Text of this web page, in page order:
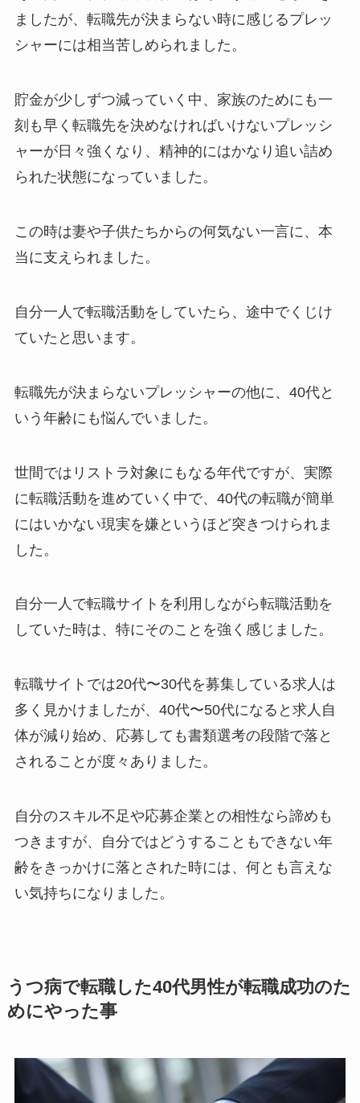
ましたが、転職先が決まらない時に感じるプレッ
シャーには相当苦しめられました。
貯金が少しずつ減っていく中、家族のためにも一
刻も早く転職先を決めなければいけないプレッシ
ャーが日々強くなり、精神的にはかなり追い詰め
られた状態になっていました。
この時は妻や子供たちからの何気ない一言に、本
当に支えられました。
自分一人で転職活動をしていたら、途中でくじけ
ていたと思います。
転職先が決まらないプレッシャーの他に、40代と
いう年齢にも悩んでいました。
世間ではリストラ対象にもなる年代ですが、実際
に転職活動を進めていく中で、40代の転職が簡単
にはいかない現実を嫌というほど突きつけられま
した。
自分一人で転職サイトを利用しながら転職活動を
していた時は、特にそのことを強く感じました。
転職サイトでは20代〜30代を募集している求人は
多く見かけましたが、40代〜50代になると求人自
体が減り始め、応募しても書類選考の段階で落と
されることが度々ありました。
自分のスキル不足や応募企業との相性なら諦めも
つきますが、自分ではどうすることもできない年
齢をきっかけに落とされた時には、何とも言えな
い気持ちになりました。
うつ病で転職した40代男性が転職成功のた
めにやった事